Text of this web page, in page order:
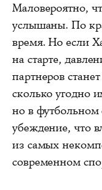
Маловероятно,
услышаны. По
время. Но если
на старте,
партнеров
сколько угодно
но в футбольном
убеждение, что
из самых
современном